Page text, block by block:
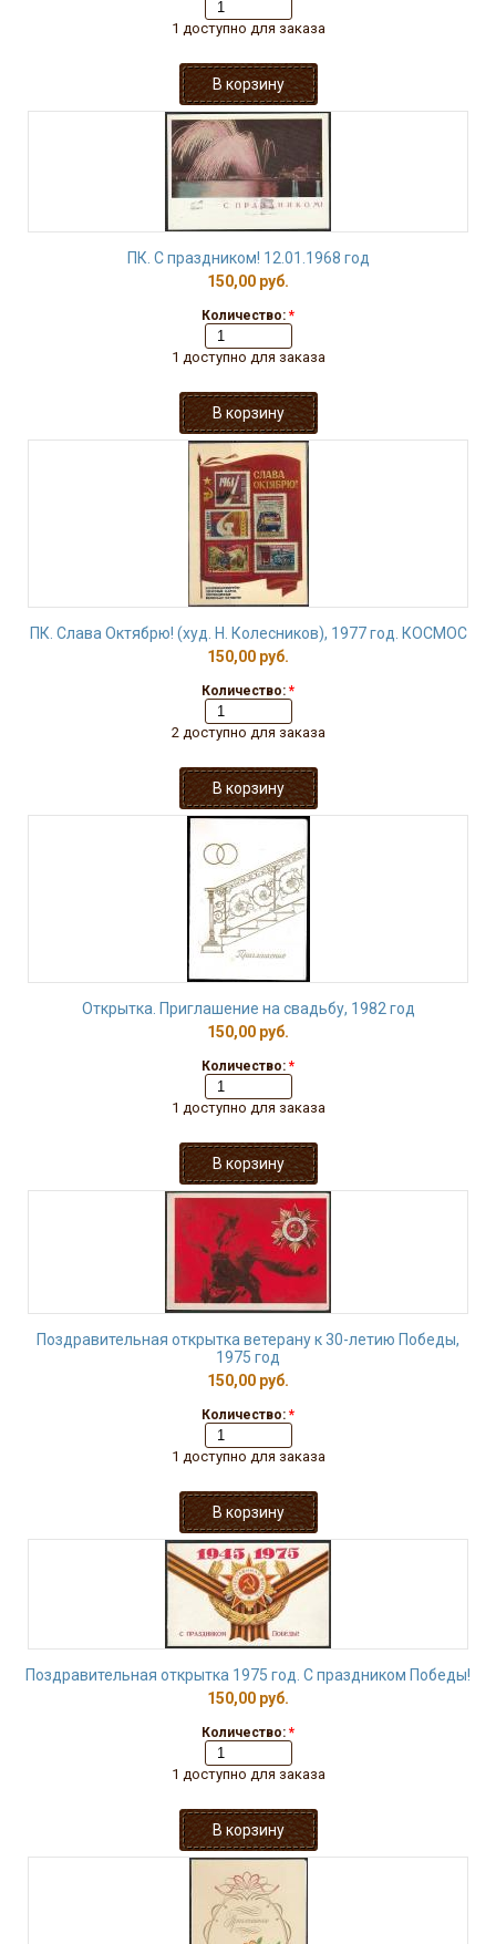
1 доступно для заказа
ПК. С праздником! 12.01.1968 год
150,00 руб.
Количество: *
1 доступно для заказа
ПК. Слава Октябрю! (худ. Н. Колесников), 1977 год. КОСМОС
150,00 руб.
Количество: *
2 доступно для заказа
Открытка. Приглашение на свадьбу, 1982 год
150,00 руб.
Количество: *
1 доступно для заказа
Поздравительная открытка ветерану к 30-летию Победы,
1975 год
150,00 руб.
Количество: *
1 доступно для заказа
Поздравительная открытка 1975 год. С праздником Победы!
150,00 руб.
Количество: *
1 доступно для заказа